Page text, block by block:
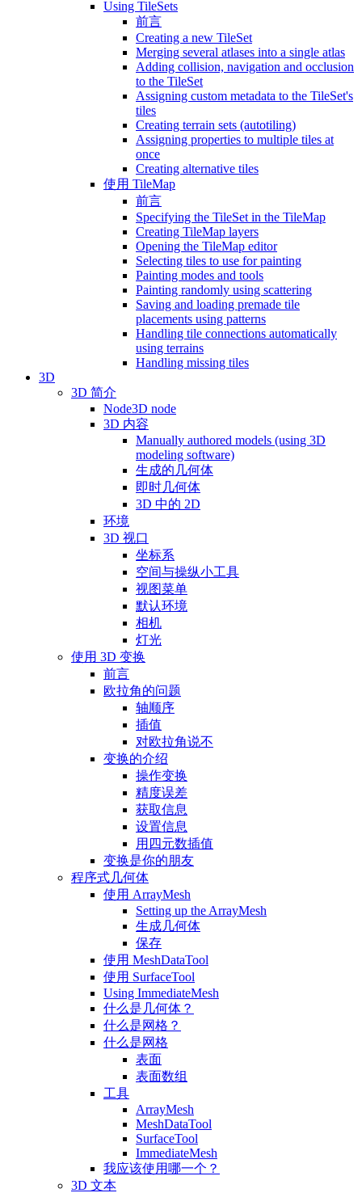
Using TileSets
前言
Creating a new TileSet
Merging several atlases into a single atlas
Adding collision, navigation and occlusion
to the TileSet
Assigning custom metadata to the TileSet's
tiles
Creating terrain sets (autotiling)
Assigning properties to multiple tiles at
once
Creating alternative tiles
使用 TileMap
前言
Specifying the TileSet in the TileMap
Creating TileMap layers
Opening the TileMap editor
Selecting tiles to use for painting
Painting modes and tools
Painting randomly using scattering
Saving and loading premade tile
placements using patterns
Handling tile connections automatically
using terrains
Handling missing tiles
3D
3D 简介
Node3D node
3D 内容
Manually authored models (using 3D
modeling software)
生成的几何体
即时几何体
3D 中的 2D
环境
3D 视口
坐标系
空间与操纵小工具
视图菜单
默认环境
相机
灯光
使用 3D 变换
前言
欧拉角的问题
轴顺序
插值
对欧拉角说不
变换的介绍
操作变换
精度误差
获取信息
设置信息
用四元数插值
变换是你的朋友
程序式几何体
使用 ArrayMesh
Setting up the ArrayMesh
生成几何体
保存
使用 MeshDataTool
使用 SurfaceTool
Using ImmediateMesh
什么是几何体？
什么是网格？
什么是网格
表面
表面数组
工具
ArrayMesh
MeshDataTool
SurfaceTool
ImmediateMesh
我应该使用哪一个？
3D 文本